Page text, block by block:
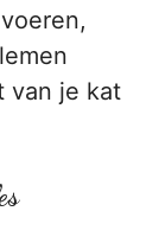
van je kat